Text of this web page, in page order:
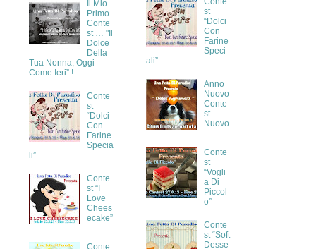
Il Mio
Primo
Conte
st … "Il
Dolce
Della
Tua Nonna, Oggi
Come Ieri” !
Conte
st
“Dolci
Con
Farine
Specia
li”
Conte
st “I
Love
Chees
ecake”
Conte
st
“Dolci
Con
Farine
Speci
ali”
Anno
Nuovo
Conte
st
Nuovo
Conte
st
“Vogli
a Di
Piccol
o”
Conte
st “Soft
Desse